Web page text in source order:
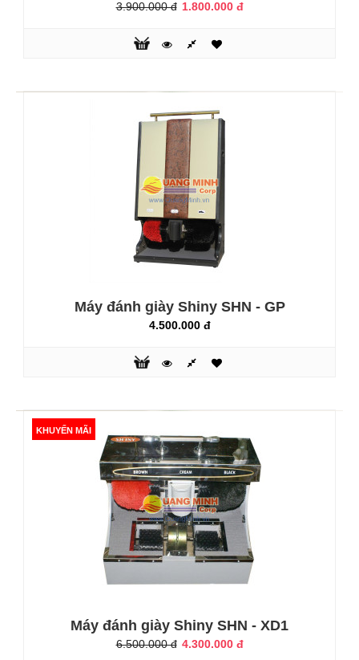
Máy đánh giày QM-SP1
3.050.000 đ 2.750.000 đ
Máy đánh giày QM-SP1 được sản xuất trên dây chuyền
công nghệ hiện đại với kiểu dáng nhỏ gọn, thiết kế sang
trọng, nhiều tính năng vượt trội nên được rất nhiều các gia
đình, văn phòng nhỏ tin dùng. Máy được thiết kế kiểu dáng
của máy..
Máy đánh giầy CX-1016B6A
3.900.000 đ 1.800.000 đ
Máy đánh giày Shiny SHN - GP
4.500.000 đ
KHUYẾN MÃI
Máy đánh giày Shiny SHN - XD1
6.500.000 đ 4.300.000 đ